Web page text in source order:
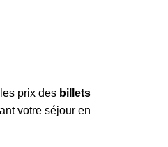
prix des billets
votre séjour en